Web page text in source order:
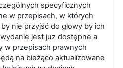
specyficznych
w przepisach, w których
nie przyjść do głowy by ich
jest juz dostępne a
w przepisach prawnych
na bieżąco aktualizowane